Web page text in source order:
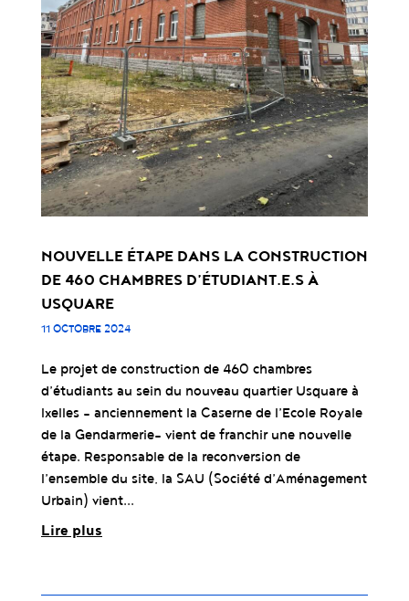
NOUVELLE ÉTAPE DANS LA CONSTRUCTION
DE 460 CHAMBRES D’ÉTUDIANT.E.S À
USQUARE
11 OCTOBRE 2024
Le projet de construction de 460 chambres
d’étudiants au sein du nouveau quartier Usquare à
Ixelles - anciennement la Caserne de l’Ecole Royale
de la Gendarmerie- vient de franchir une nouvelle
étape. Responsable de la reconversion de
l’ensemble du site, la SAU (Société d’Aménagement
Urbain) vient...
Lire plus